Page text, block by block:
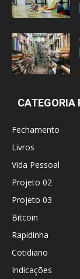
CATEGORIA
Fechamento
Livros
Vida Pessoal
Projeto 02
Projeto 03
Bitcoin
Rapidinha
Cotidiano
Indicações